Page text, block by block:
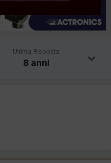
Ultima Risposta
8 anni